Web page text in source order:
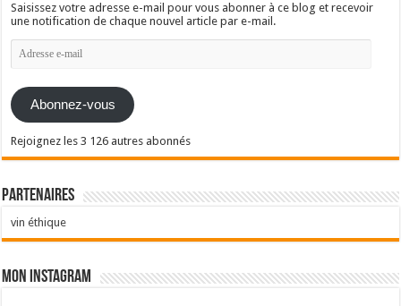
Saisissez votre adresse e-mail pour vous abonner à ce blog et recevoir
une notification de chaque nouvel article par e-mail.
Adresse
e-
Abonnez-vous
Rejoignez les 3 126 autres abonnés
Partenaires
vin éthique
Mon Instagram